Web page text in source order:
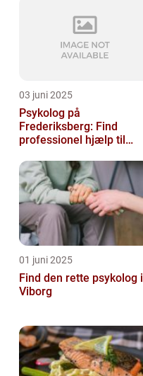
03 juni 2025
Psykolog på
Frederiksberg: Find
professionel hjælp til
01 juni 2025
Find den rette psykolog i
Viborg